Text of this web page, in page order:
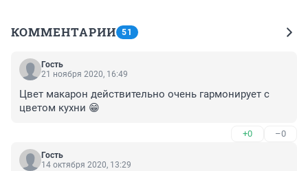
КОММЕНТАРИИ 51
Гость
21 ноября 2020, 16:49
Цвет макарон действительно очень гармонирует с
цветом кухни 😁
+0 –0
Гость
14 октября 2020, 13:29